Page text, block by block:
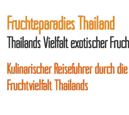
Früchteparadies Thailand
Thailands Vielfalt exotischer
Kulinarischer Reiseführer durch
Fruchtvielfalt Thailands